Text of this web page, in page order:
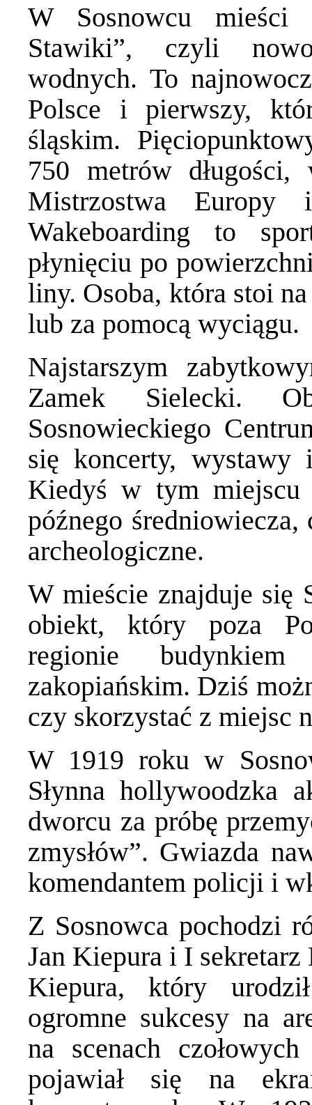
W Sosnowcu mieści
Stawiki”, czyli
wodnych. To
Polsce i pierwszy,
śląskim.
750 metrów
Mistrzostwa
Wakeboarding to
płynięciu po
liny. Osoba, która stoi
lub za pomocą wyciągu.
Najstarszym
Zamek Sielecki.
Sosnowieckiego
się koncerty, wystawy
Kiedyś w tym miejscu
późnego
archeologiczne.
W mieście znajduje się
obiekt, który poza
regionie
zakopiańskim. Dziś
czy skorzystać z miejsc
W 1919 roku w
Słynna hollywoodzka
dworcu za próbę
zmysłów”. Gwiazda
komendantem policji i
Z Sosnowca pochodzi
Jan Kiepura i I
Kiepura, który
ogromne sukcesy na
na scenach
pojawiał się na